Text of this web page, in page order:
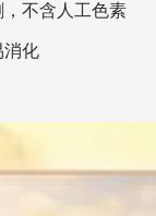
不含人工色素
消化